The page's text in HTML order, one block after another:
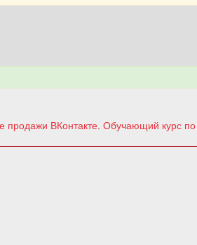
продажи ВКонтакте. Обучающий курс